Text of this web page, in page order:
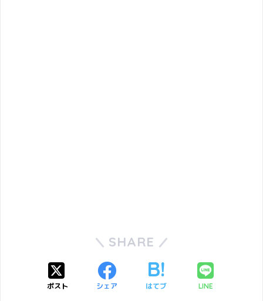
SHARE
ポスト シェア はてブ LINE